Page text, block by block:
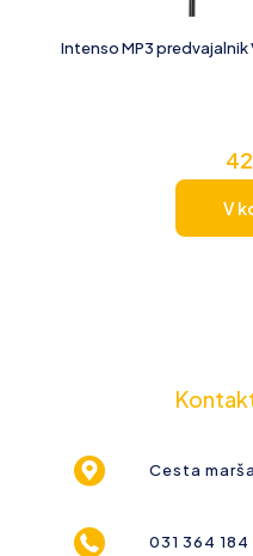
Intenso MP3 predvajalnik
V
Cesta
031 364 184